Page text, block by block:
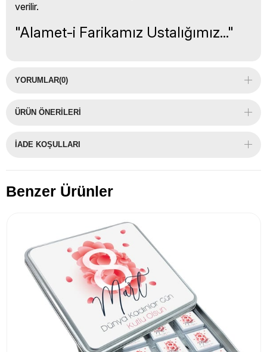
verilir.
"Alamet-i Farikamız Ustalığımız..."
YORUMLAR(0)
ÜRÜN ÖNERILERI
İADE KOŞULLARI
Benzer Ürünler